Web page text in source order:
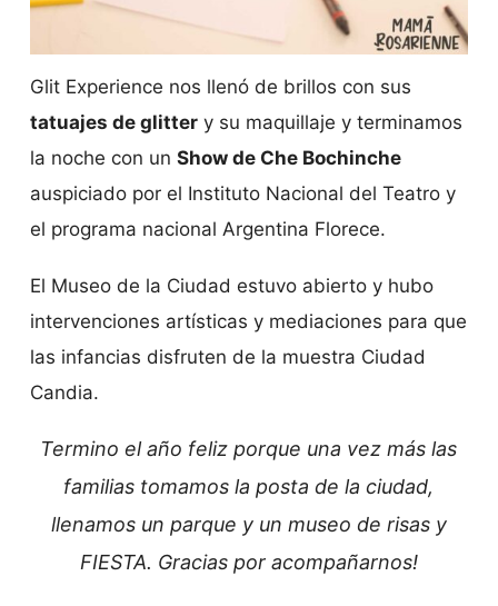
Glit Experience nos llenó de brillos con sus
tatuajes de glittery su maquillaje y terminamos
la noche con un Show de Che Bochinche
auspiciado por el Instituto Nacional del Teatro y
el programa nacional Argentina Florece.
El Museo de la Ciudad estuvo abierto y hubo
intervenciones artísticas y mediaciones para que
las infancias disfruten de la muestra Ciudad
Candia.
Termino el año feliz porque una vez más las
familias tomamos la posta de la ciudad,
llenamos un parque y un museo de risas y
FIESTA. Gracias por acompañarnos!